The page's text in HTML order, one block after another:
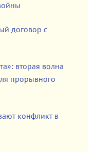
договор с
вторая волна
прорывного
конфликт в